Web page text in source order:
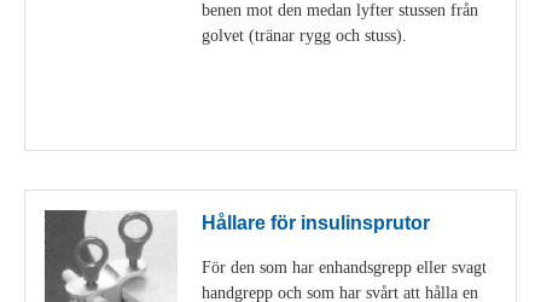
benen mot den medan lyfter stussen från
golvet (tränar rygg och stuss).
Hållare för insulinsprutor
För den som har enhandsgrepp eller svagt
handgrepp och som har svårt att hålla en